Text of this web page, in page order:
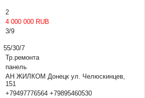
2
4 000 000 RUB
3/9
55/30/7
Тр.ремонта
панель
АН ЖИЛКОМ Донецк ул. Челюскинцев,
151
+79497776564 +79895460530